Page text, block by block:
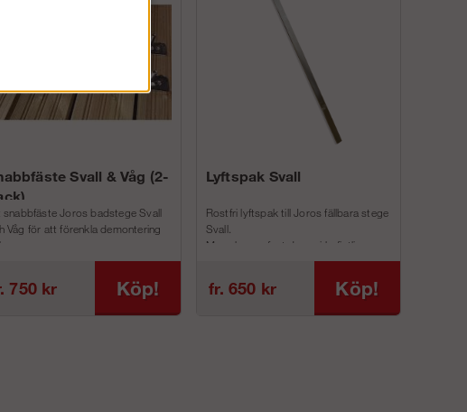
Svall & Våg (2-
snabbfäste Joros badstege Svall
Våg för att förenkla demontering
m...
750 kr Köp!
Lyftspak Svall
Rostfri lyftspak till Joros fällbara stege
Svall.
Man skruvar fast denna i befintliga
fr. 650 kr Köp!